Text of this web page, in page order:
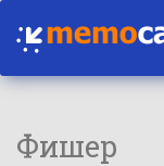
Фишер